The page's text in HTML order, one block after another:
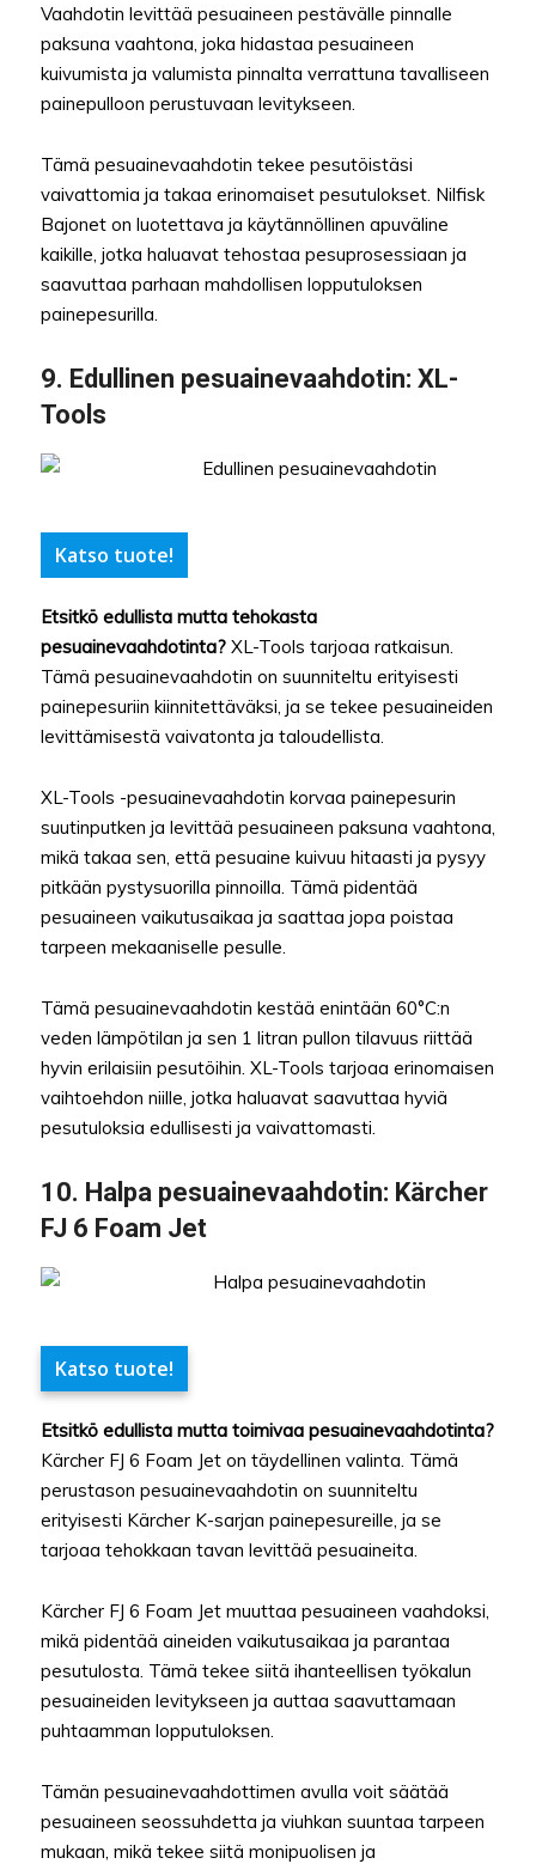
Vaahdotin levittää pesuaineen pestävälle pinnalle
paksuna vaahtona, joka hidastaa pesuaineen
kuivumista ja valumista pinnalta verrattuna tavalliseen
painepulloon perustuvaan levitykseen.
Tämä pesuainevaahdotin tekee pesutöistäsi
vaivattomia ja takaa erinomaiset pesutulokset. Nilfisk
Bajonet on luotettava ja käytännöllinen apuväline
kaikille, jotka haluavat tehostaa pesuprosessiaan ja
saavuttaa parhaan mahdollisen lopputuloksen
painepesurilla.
9. Edullinen pesuainevaahdotin: XL-
Tools
Katso tuote!
Etsitkö edullista mutta tehokasta
pesuainevaahdotinta? XL-Tools tarjoaa ratkaisun.
Tämä pesuainevaahdotin on suunniteltu erityisesti
painepesuriin kiinnitettäväksi, ja se tekee pesuaineiden
levittämisestä vaivatonta ja taloudellista.
XL-Tools -pesuainevaahdotin korvaa painepesurin
suutinputken ja levittää pesuaineen paksuna vaahtona,
mikä takaa sen, että pesuaine kuivuu hitaasti ja pysyy
pitkään pystysuorilla pinnoilla. Tämä pidentää
pesuaineen vaikutusaikaa ja saattaa jopa poistaa
tarpeen mekaaniselle pesulle.
Tämä pesuainevaahdotin kestää enintään 60°C:n
veden lämpötilan ja sen 1 litran pullon tilavuus riittää
hyvin erilaisiin pesutöihin. XL-Tools tarjoaa erinomaisen
vaihtoehdon niille, jotka haluavat saavuttaa hyviä
pesutuloksia edullisesti ja vaivattomasti.
10. Halpa pesuainevaahdotin: Kärcher
FJ 6 Foam Jet
Katso tuote!
Etsitkö edullista mutta toimivaa pesuainevaahdotinta?
Kärcher FJ 6 Foam Jet on täydellinen valinta. Tämä
perustason pesuainevaahdotin on suunniteltu
erityisesti Kärcher K-sarjan painepesureille, ja se
tarjoaa tehokkaan tavan levittää pesuaineita.
Kärcher FJ 6 Foam Jet muuttaa pesuaineen vaahdoksi,
mikä pidentää aineiden vaikutusaikaa ja parantaa
pesutulosta. Tämä tekee siitä ihanteellisen työkalun
pesuaineiden levitykseen ja auttaa saavuttamaan
puhtaamman lopputuloksen.
Tämän pesuainevaahdottimen avulla voit säätää
pesuaineen seossuhdetta ja viuhkan suuntaa tarpeen
mukaan, mikä tekee siitä monipuolisen ja